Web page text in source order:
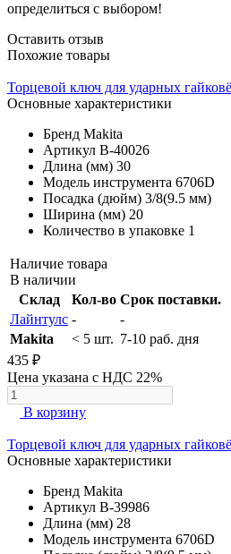
определиться с выбором!
Оставить отзыв
Похожие товары
Торцевой ключ для ударных
Основные характеристики
Бренд Makita
Артикул B-40026
Длина (мм) 30
Модель инструмента 6706D
Посадка (дюйм) 3/8(9.5 мм)
Ширина (мм) 20
Количество в упаковке 1
Наличие товара
В наличии
Склад
Кол-во Срок поставки.
Лайнтулс -
-
Makita
< 5 шт. 7-10 раб. дня
435 ₽
Цена указана с НДС 22%
В корзину
Торцевой ключ для ударных
Основные характеристики
Бренд Makita
Артикул B-39986
Длина (мм) 28
Модель инструмента 6706D